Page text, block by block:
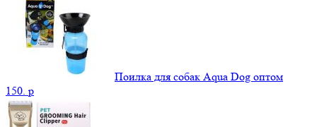
Поилка для собак Aqua Dog оптом
150. p